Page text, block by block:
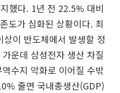
했다. 1년 전 22.5% 대비
도가 심화된 상황이다. 최
이 반도체에서 발생할 정
운데 삼성전자 생산 차질
수지 악화로 이어질 수밖
줄면 국내총생산(GDP)